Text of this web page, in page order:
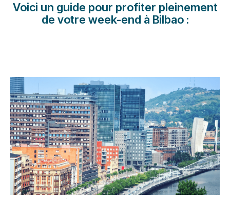
Voici un guide pour profiter pleinement
de votre week-end à Bilbao :